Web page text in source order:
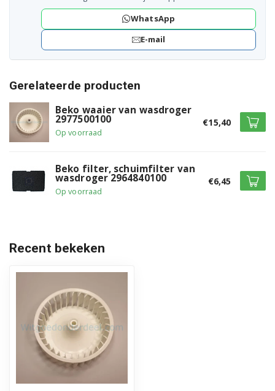
DHS8312PA0 7188234240
DPS7405W3 7188232010
DPU7306XE 7188283260
DPU7380X 7188286900
DPU7380X 7188287600
DPU7404 7188289110
DPU8306X 7188286810
DPU8340X 7188282700
DPU8341GX 7188288900
DPU8380X 7188286800
DPU8390X 7188286500
DPY7405GXB2 7188286930
WhatsApp
E-mail
Gerelateerde producten
Beko waaier van wasdroger
2977500100
Op voorraad
€15,40
Beko filter, schuimfilter van
wasdroger 2964840100
Op voorraad
€6,45
Recent bekeken